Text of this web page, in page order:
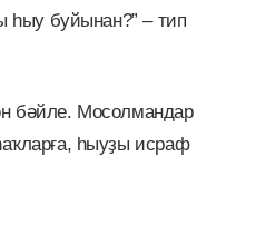
һыу буйынан?” – тип
бәйле. Мосолмандар
һыуҙы исраф